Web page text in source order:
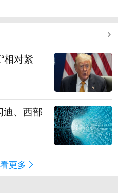
相对紧
迪、西部
更多